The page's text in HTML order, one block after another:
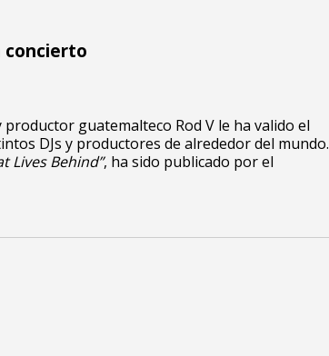
concierto
productor guatemalteco Rod V le ha valido el
DJs y productores de alrededor del mundo.
Lives Behind”, ha sido publicado por el